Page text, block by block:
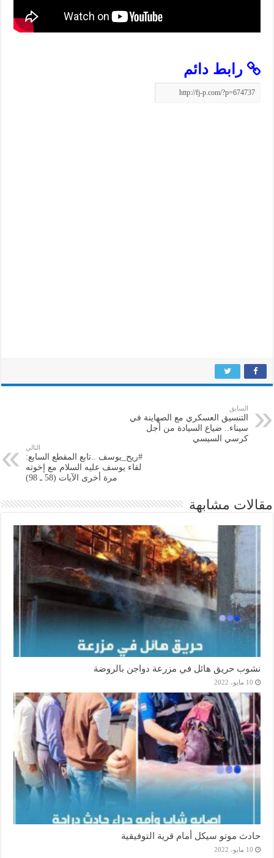
رابط دائم
السابق
التنسيق العسكري مع الصهاينة في
سيناء.. ضياع السيادة من أجل
كرسي السيسي
التالي
#ريح_يوسف ..تابع المقطع السابع:
لقاء يوسف عليه السلام مع إخوته
مرة أخرى الآيات (58 ـ 98)
مقالات مشابهة
نشوب حريق هائل في مزرعة دواجن بالروضة
10 مايو، 2022
حادث موتو سيكل أمام قرية التوفيقية
10 مايو، 2022